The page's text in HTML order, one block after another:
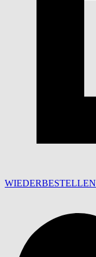
WIEDERBESTELLEN